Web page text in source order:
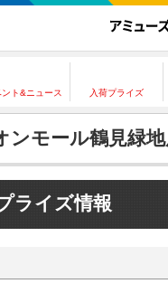
ント&ニュース 入荷プライズ
ンモール鶴見緑地
ライズ情報